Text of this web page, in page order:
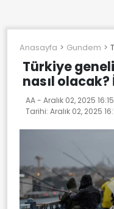
Anasayfa Gundem
Türkiye
nasıl olacak?
AA - Aralık 02, 2025 16:15
Tarihi: Aralık 02, 2025